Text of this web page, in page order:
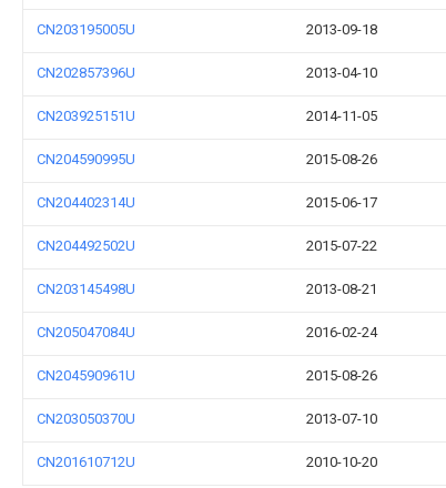
CN203195005U 2013-09-18
CN202857396U 2013-04-10
CN203925151U 2014-11-05
CN204590995U 2015-08-26
CN204402314U 2015-06-17
CN204492502U 2015-07-22
CN203145498U 2013-08-21
CN205047084U 2016-02-24
CN204590961U 2015-08-26
CN203050370U 2013-07-10
CN201610712U 2010-10-20